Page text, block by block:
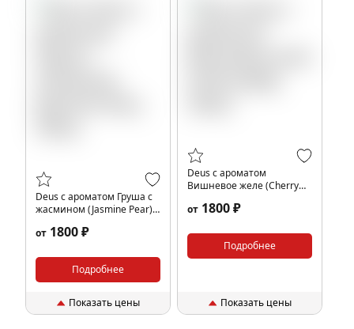
Deus с ароматом Груша с
жасмином (Jasmine Pear),
от 1800 ₽
Подробнее
Показать цены
Deus с ароматом
Вишневое желе (Cherry
от 1800 ₽
Подробнее
Показать цены